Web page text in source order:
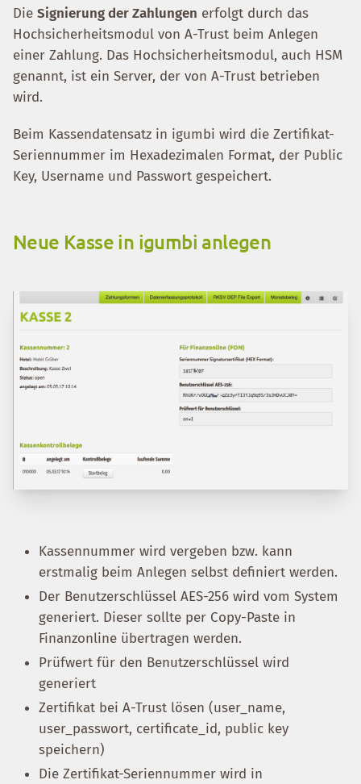
Die Signierung der Zahlungen erfolgt durch das
Hochsicherheitsmodul von A-Trust beim Anlegen
einer Zahlung. Das Hochsicherheitsmodul, auch HSM
genannt, ist ein Server, der von A-Trust betrieben
wird.
Beim Kassendatensatz in igumbi wird die Zertifikat-
Seriennummer im Hexadezimalen Format, der Public
Key, Username und Passwort gespeichert.
Neue Kasse in igumbi anlegen
Kassennummer wird vergeben bzw. kann
erstmalig beim Anlegen selbst definiert werden.
Der Benutzerschlüssel AES-256 wird vom System
generiert. Dieser sollte per Copy-Paste in
Finanzonline übertragen werden.
Prüfwert für den Benutzerschlüssel wird
generiert
Zertifikat bei A-Trust lösen (user_name,
user_passwort, certificate_id, public key
speichern)
Die Zertifikat-Seriennummer wird in